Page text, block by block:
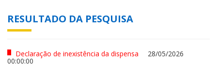
RESULTADO DA PESQUISA
Declaração de inexistência da dispensa 28/05/2026
00:00:00